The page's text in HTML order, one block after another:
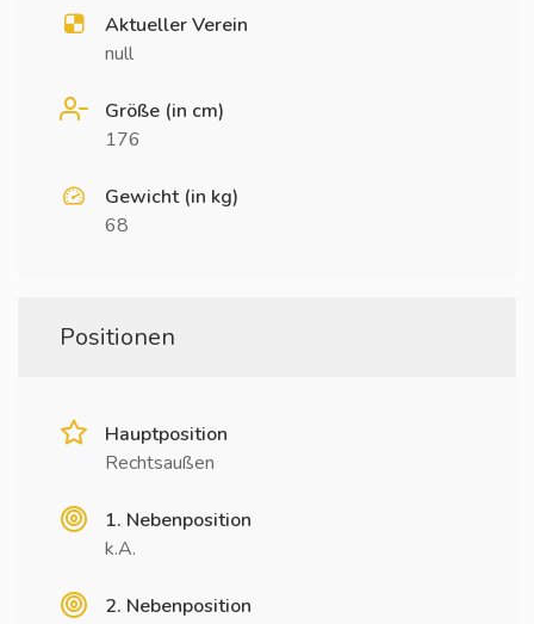
Aktueller Verein
null
Größe (in cm)
176
Gewicht (in kg)
68
Positionen
Hauptposition
Rechtsaußen
1. Nebenposition
k.A.
2. Nebenposition